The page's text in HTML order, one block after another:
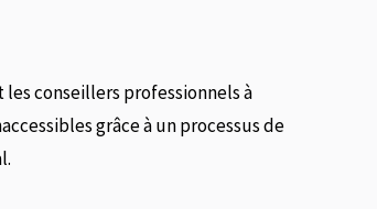
conseillers professionnels à
grâce à un processus de